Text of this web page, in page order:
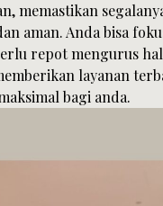
memastikan
aman. Anda bisa
repot mengurus
layanan
bagi anda.